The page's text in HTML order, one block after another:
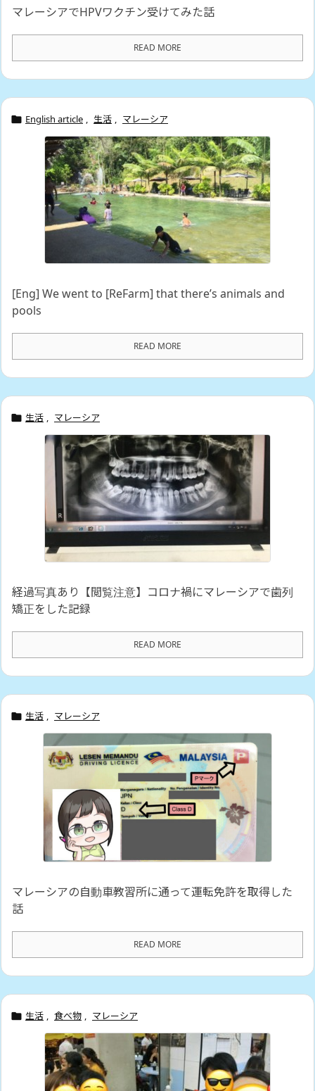
マレーシアでHPVワクチン受けてみた話
READ MORE
 English article , 生活 , マレーシア
[Eng] We went to [ReFarm] that there’s animals and
pools
READ MORE
 生活 , マレーシア
経過写真あり【閲覧注意】コロナ禍にマレーシアで歯列
矯正をした記録
READ MORE
 生活 , マレーシア
マレーシアの自動車教習所に通って運転免許を取得した
話
READ MORE
 生活 , 食べ物 , マレーシア